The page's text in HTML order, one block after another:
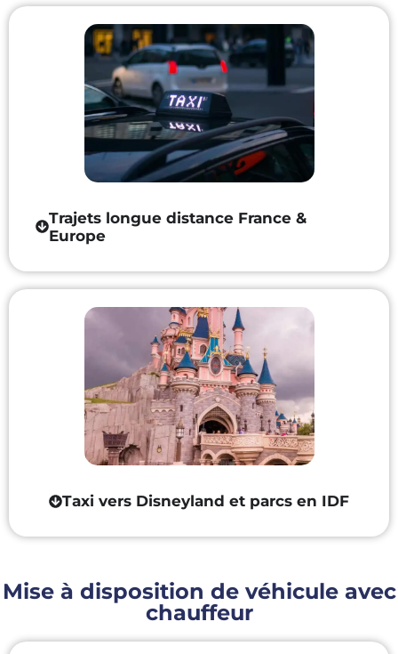
Taxi vers Disneyland et parcs en IDF
Trajets longue distance France &
Europe
Mise à disposition de véhicule avec
chauffeur